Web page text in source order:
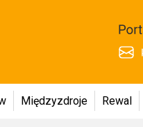
Międzyzdroje Rewal